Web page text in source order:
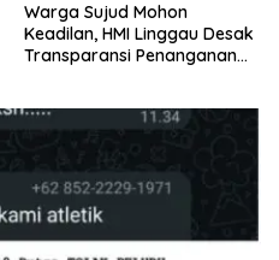
Warga Sujud Mohon
Keadilan, HMI Linggau Desak
Transparansi Penanganan